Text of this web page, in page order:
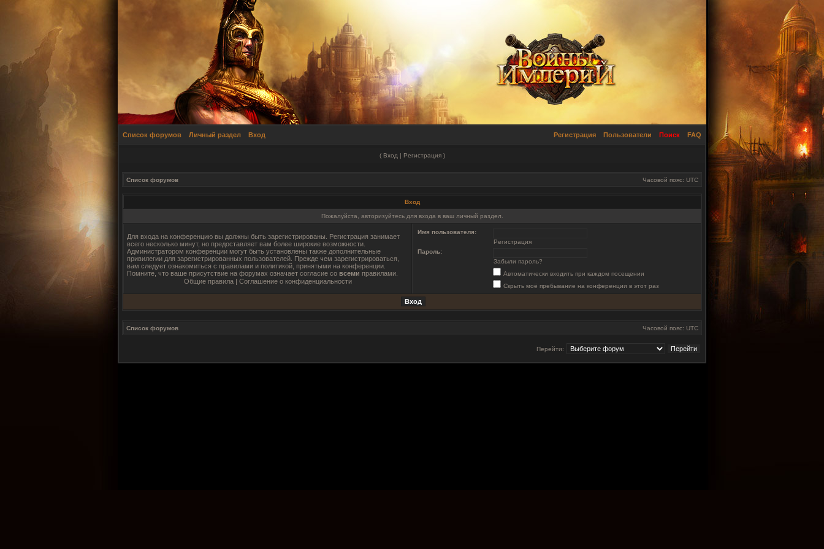
Список форумов Личный раздел Вход FAQ
Поиск
Пользователи
Регистрация
( Вход | Регистрация)
Список форумов Часовой пояс: UTC
Вход
Пожалуйста, авторизуйтесь для входа в ваш личный раздел.
Для входа на конференцию вы должны быть зарегистрированы. Регистрация занимает
всего несколько минут, но предоставляет вам более широкие возможности.
Администратором конференции могут быть установлены также дополнительные
привилегии для зарегистрированных пользователей. Прежде чем зарегистрироваться,
вам следует ознакомиться с правилами и политикой, принятыми на конференции.
Помните, что ваше присутствие на форумах означает согласие со всеми правилами.
Общие правила| Соглашение о конфиденциальности
Имя пользователя:
Регистрация
Пароль:
Забыли пароль?
Автоматически входить при каждом посещении
Скрыть моё пребывание на конференции в этот раз
Список форумов Часовой пояс: UTC
Перейти: